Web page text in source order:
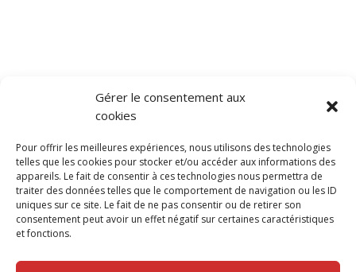
Gérer le consentement aux
cookies
Pour offrir les meilleures expériences, nous utilisons des technologies
telles que les cookies pour stocker et/ou accéder aux informations des
appareils. Le fait de consentir à ces technologies nous permettra de
traiter des données telles que le comportement de navigation ou les ID
uniques sur ce site. Le fait de ne pas consentir ou de retirer son
consentement peut avoir un effet négatif sur certaines caractéristiques
et fonctions.
Gestion Multi-Finance
1320 Denison Ouest, bureau 204
St-Alphonse-de-Granby (Québec)